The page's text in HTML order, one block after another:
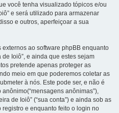
você tenha visualizado tópicos e/ou
e será utilizado para armazenar
e outros, aperfeiçoar a sua
ao software phpBB enquanto
Ioiô”, e ainda que estes sejam
pretende apenas proteger as
meio em que poderemos coletar as
à nós. Este pode ser, e não é
anônimas”),
de Ioiô” (“sua conta”) e ainda sob as
e enquanto feito o login no